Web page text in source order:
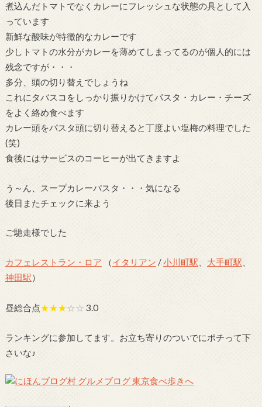
煮込んだトマトでなくカレーにフレッシュな状態の具として入
っています
新鮮な酸味が特徴的なカレーです
少しトマトの水分がカレーを薄めてしまってるのが個人的には
残念ですが・・・
多分、頭の切り替えでしょうね
これにタバスコをしっかり振りかけてパスタ・カレー・チーズ
をよく絡め食べます
カレー頭をパスタ頭に切り替えると丁度よい塩梅の料理でした
(笑)
食後にはサービスのコーヒーが出てきますよ
う～ん、スープカレーパスタ・・・気になる
後日またチェックに来よう
ご馳走様でした
カフェレストラン・ロア （イタリアン /小川町駅 大手町駅
神田駅）
昼総合点★★★☆☆ 3.0
ランキングに参加してます。お立ち寄りのついでにポチって下
さいな♪